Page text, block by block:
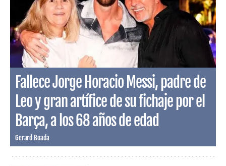
Fallece Jorge Horacio Messi, padre de
Leo y gran artífice de su fichaje por el
Barça, a los 68 años de edad
Gerard Boada